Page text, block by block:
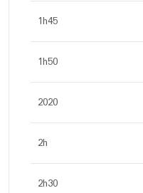
1h45
1h50
2020
2h
2h30